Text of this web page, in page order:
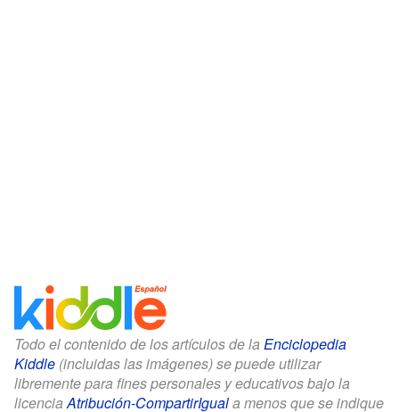
Todo el contenido de los artículos de la Enciclopedia
Kiddle (incluidas las imágenes) se puede utilizar
libremente para fines personales y educativos bajo la
licenciaAtribución-CompartirIguala menos que se indique